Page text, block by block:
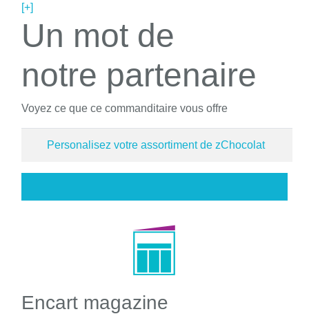
[+]
Un mot de
notre partenaire
Voyez ce que ce commanditaire vous offre
Personalisez votre assortiment de zChocolat
Encart magazine